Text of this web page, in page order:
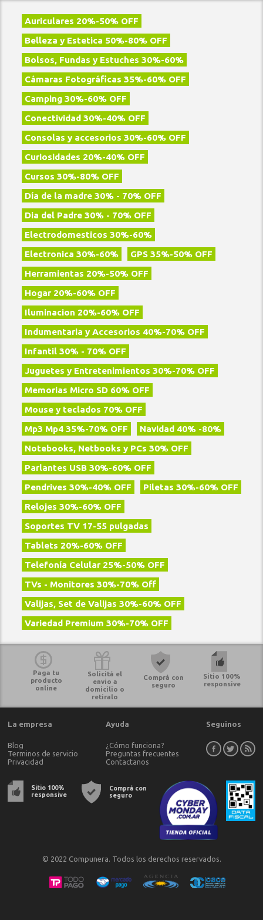
Auriculares 20%-50% OFF
Belleza y Estetica 50%-80% OFF
Bolsos, Fundas y Estuches 30%-60%
Cámaras Fotográficas 35%-60% OFF
Camping 30%-60% OFF
Conectividad 30%-40% OFF
Consolas y accesorios 30%-60% OFF
Curiosidades 20%-40% OFF
Cursos 30%-80% OFF
Día de la madre 30% - 70% OFF
Dia del Padre 30% - 70% OFF
Electrodomesticos 30%-60%
Electronica 30%-60%
GPS 35%-50% OFF
Herramientas 20%-50% OFF
Hogar 20%-60% OFF
Iluminacion 20%-60% OFF
Indumentaria y Accesorios 40%-70% OFF
Infantil 30% - 70% OFF
Juguetes y Entretenimientos 30%-70% OFF
Memorias Micro SD 60% OFF
Mouse y teclados 70% OFF
Mp3 Mp4 35%-70% OFF
Navidad 40% -80%
Notebooks, Netbooks y PCs 30% OFF
Parlantes USB 30%-60% OFF
Pendrives 30%-40% OFF
Piletas 30%-60% OFF
Relojes 30%-60% OFF
Soportes TV 17-55 pulgadas
Tablets 20%-60% OFF
Telefoní­a Celular 25%-50% OFF
TVs - Monitores 30%-70% Off
Valijas, Set de Valijas 30%-60% OFF
Variedad Premium 30%-70% OFF
Paga tu
producto
online
Solicitá el
envio a
domicilio o
retiralo
Comprá con
seguro
Sitio 100%
responsive
La empresa
Blog
Terminos de servicio
Privacidad
Ayuda
¿Cómo funciona?
Preguntas frecuentes
Contactanos
Seguinos
Sitio 100%
responsive
Comprá con
seguro
© 2022 Compunera. Todos los derechos reservados.